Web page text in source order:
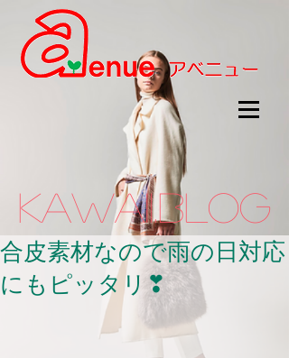
kawaii.BLOG
合皮素材なので雨の日対応
にもピッタリ❣